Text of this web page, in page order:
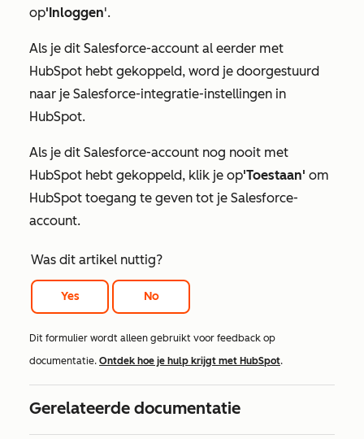
op'Inloggen'.
Als je dit Salesforce-account al eerder met
HubSpot hebt gekoppeld, word je doorgestuurd
naar je Salesforce-integratie-instellingen in
HubSpot.
Als je dit Salesforce-account nog nooit met
HubSpot hebt gekoppeld, klik je op'Toestaan' om
HubSpot toegang te geven tot je Salesforce-
account.
Was dit artikel nuttig?
Yes No
Dit formulier wordt alleen gebruikt voor feedback op
documentatie. Ontdek hoe je hulp krijgt met HubSpot.
Gerelateerde documentatie